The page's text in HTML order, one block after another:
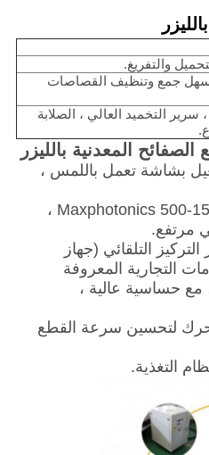
والتفريغ.
جمع وتنظيف القصاصات
سرير التخميد العالي ، الصلابة
الصفائح المعدنية بالليزر
بشاشة تعمل باللمس ،
2. مصدر ليزر الألياف Maxphotonics 500-1500W ،
مرتفع.
التلقائي (جهاز
التجارية المعروفة
، مع حساسية عالية ،
لتحسين سرعة القطع